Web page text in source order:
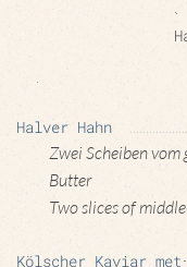
Halver Hahn
Zwei Scheiben vom
Butter
Two slices of
Kölscher Kaviar met